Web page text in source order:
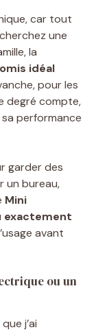
car tout
une
la
idéal
pour les
degré compte,
performance
garder des
un bureau,
Mini
exactement
avant
ou un
j’ai